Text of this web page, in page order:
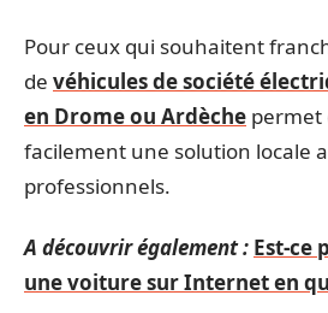
Pour ceux qui souhaitent
de véhicules de société
en Drome ou Ardèche permet
facilement une solution locale
professionnels.
A découvrir également : Est-ce
une voiture sur Internet en